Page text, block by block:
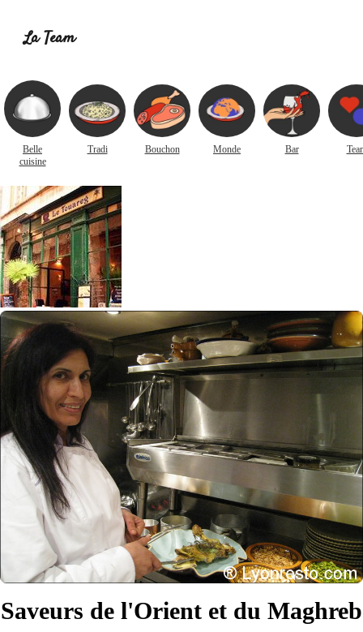
La Team
Belle
cuisine
Tradi Bouchon Monde Bar
Saveurs de l'Orient et du Maghreb